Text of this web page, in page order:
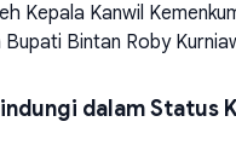
Kepala Kanwil
Bintan Roby
dalam Status